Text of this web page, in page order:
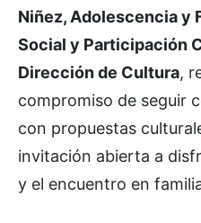
Niñez, Adolescencia y
Social y Participación
Dirección de Cultura,
compromiso de seguir
con propuestas
invitación abierta a
y el encuentro en